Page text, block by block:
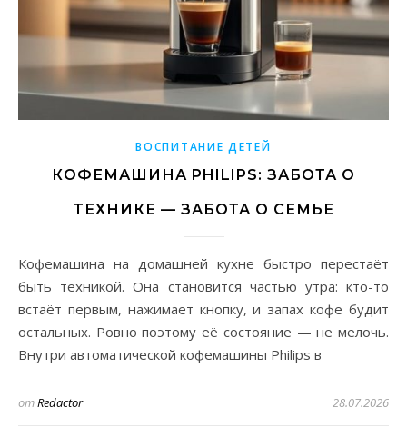
ВОСПИТАНИЕ ДЕТЕЙ
КОФЕМАШИНА PHILIPS: ЗАБОТА О
ТЕХНИКЕ — ЗАБОТА О СЕМЬЕ
Кофемашина на домашней кухне быстро перестаёт
быть техникой. Она становится частью утра: кто-то
встаёт первым, нажимает кнопку, и запах кофе будит
остальных. Ровно поэтому её состояние — не мелочь.
Внутри автоматической кофемашины Philips в
отRedactor 28.07.2026